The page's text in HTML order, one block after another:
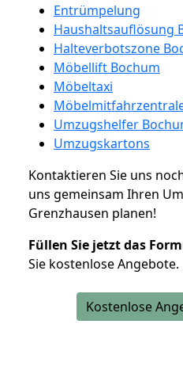
Entrümpelung
Haushaltsauflösung
Halteverbotszone
Möbellift Bochum
Möbeltaxi
Umzugshelfer
Umzugskartons
Kontaktieren Sie uns
uns gemeinsam Ihren
Grenzhausen planen!
Füllen Sie jetzt das
Sie kostenlose Angebote.
Kostenlose